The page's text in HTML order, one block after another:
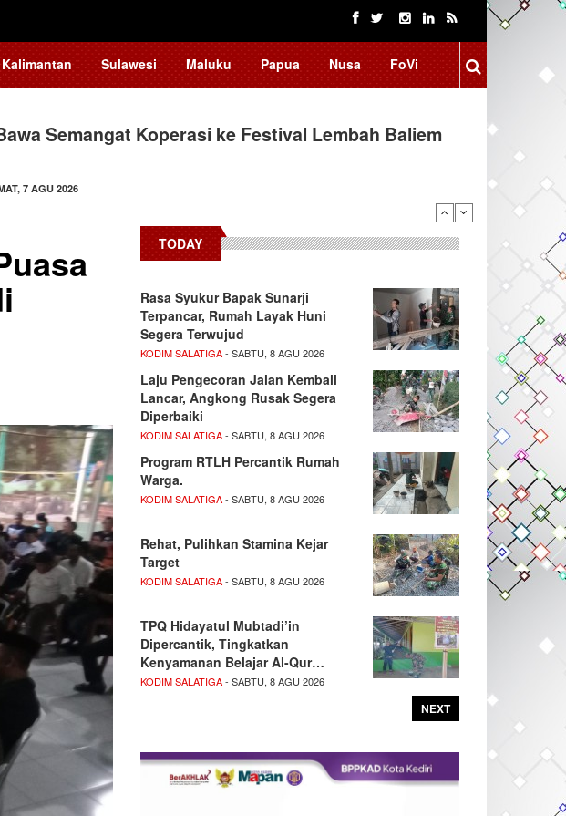
Kalimantan Sulawesi Maluku Papua Nusa FoVi
Semangat Koperasi ke Festival Lembah Baliem
7 AGU 2026
TODAY
Rasa Syukur Bapak Sunarji
Terpancar, Rumah Layak Huni
Segera Terwujud
KODIM SALATIGA- SABTU, 8 AGU 2026
Laju Pengecoran Jalan Kembali
Lancar, Angkong Rusak Segera
Diperbaiki
KODIM SALATIGA- SABTU, 8 AGU 2026
Program RTLH Percantik Rumah
Warga.
KODIM SALATIGA- SABTU, 8 AGU 2026
Rehat, Pulihkan Stamina Kejar
Target
KODIM SALATIGA- SABTU, 8 AGU 2026
TPQ Hidayatul Mubtadi’in
Dipercantik, Tingkatkan
Kenyamanan Belajar Al-Qur…
KODIM SALATIGA- SABTU, 8 AGU 2026
NEXT